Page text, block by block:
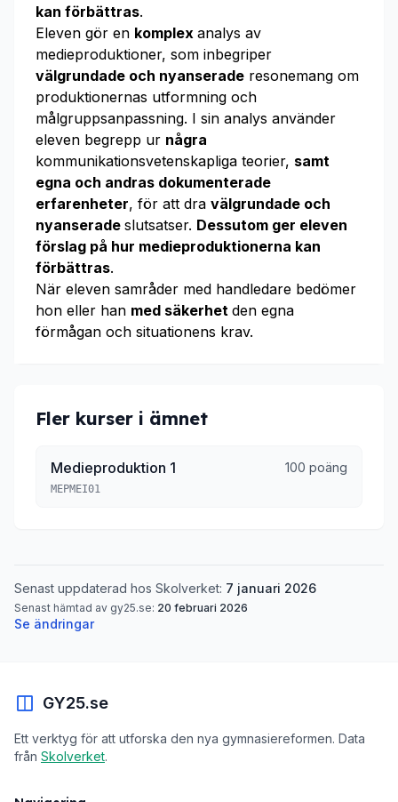
kan förbättras.
Eleven gör en komplex analys av
medieproduktioner, som inbegriper
välgrundade och nyanserade resonemang om
produktionernas utformning och
målgruppsanpassning. I sin analys använder
eleven begrepp ur några
kommunikationsvetenskapliga teorier, samt
egna och andras dokumenterade
erfarenheter, för att dra välgrundade och
nyanserade slutsatser. Dessutom ger eleven
förslag på hur medieproduktionerna kan
förbättras.
När eleven samråder med handledare bedömer
hon eller han med säkerhet den egna
förmågan och situationens krav.
Fler kurser i ämnet
Medieproduktion 1 100 poäng
MEPMEI01
Senast uppdaterad hos Skolverket: 7 januari 2026
Senast hämtad av gy25.se: 20 februari 2026
Se ändringar
GY25.se
Ett verktyg för att utforska den nya gymnasiereformen. Data
från Skolverket.